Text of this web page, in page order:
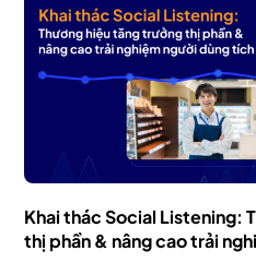
Khai thác Social Listening:
thị phần & nâng cao trải